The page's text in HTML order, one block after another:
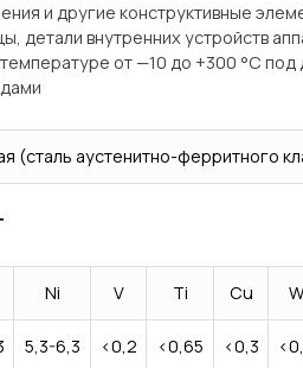
и другие конструктивные
детали внутренних устройств
от —10 до +300 °С под
(сталь аустенитно-ферритного
Ni V Ti Cu W
5,3-6,3 <0,2 <0,65 <0,3